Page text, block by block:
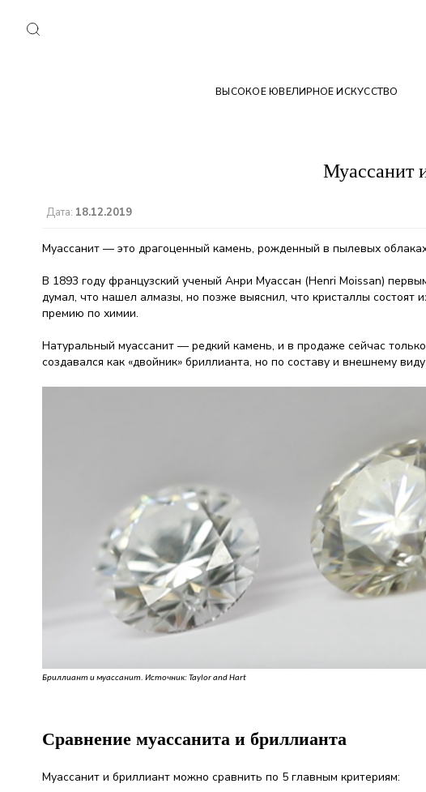
ВЫСОКОЕ ЮВЕЛИРНОЕ ИСКУССТВО
Муассанит
Дата: 18.12.2019
Муассанит — это драгоценный камень, рожденный в пылевых
В 1893 году французский ученый Анри Муассан (Henri Moissan)
думал, что нашел алмазы, но позже выяснил, что кристаллы состоят
премию по химии.
Натуральный муассанит — редкий камень, и в продаже сейчас
создавался как «двойник» бриллианта, но по составу и внешнему
Бриллиант и муассанит. Источник: Taylor and Hart
Сравнение муассанита и бриллианта
Муассанит и бриллиант можно сравнить по 5 главным критериям: